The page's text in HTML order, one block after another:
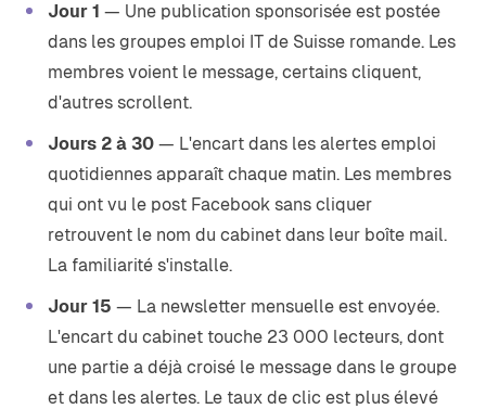
Jour 1 — Une publication sponsorisée est postée
dans les groupes emploi IT de Suisse romande. Les
membres voient le message, certains cliquent,
d'autres scrollent.
Jours 2 à 30 — L'encart dans les alertes emploi
quotidiennes apparaît chaque matin. Les membres
qui ont vu le post Facebook sans cliquer
retrouvent le nom du cabinet dans leur boîte mail.
La familiarité s'installe.
Jour 15 — La newsletter mensuelle est envoyée.
L'encart du cabinet touche 23 000 lecteurs, dont
une partie a déjà croisé le message dans le groupe
et dans les alertes. Le taux de clic est plus élevé